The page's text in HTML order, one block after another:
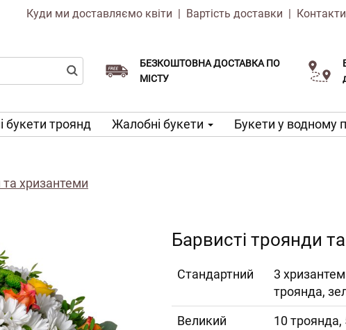
Куди ми доставляємо квіти | Вартість доставки | Контакти
БЕЗКОШТОВНА ДОСТАВКА ПО
МІСТУ
Доставка в той же день доступна
Виберіть дату доставки
букети троянд Жалобні букети Букети у водному
та хризантеми
Барвисті троянди
Cтандартний
3
троянда,
Великий
10 троянда,